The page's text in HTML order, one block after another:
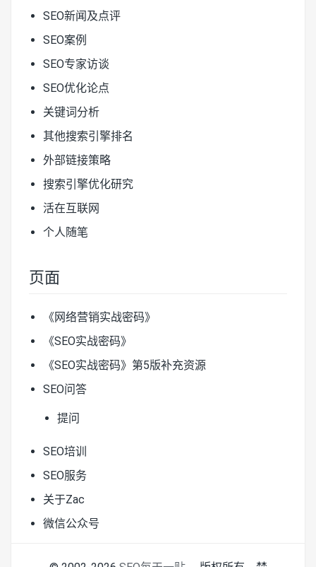
SEO新闻及点评
SEO案例
SEO专家访谈
SEO优化论点
关键词分析
其他搜索引擎排名
外部链接策略
搜索引擎优化研究
活在互联网
个人随笔
页面
《网络营销实战密码》
《SEO实战密码》
《SEO实战密码》第5版补充资源
SEO问答
提问
SEO培训
SEO服务
关于Zac
微信公众号